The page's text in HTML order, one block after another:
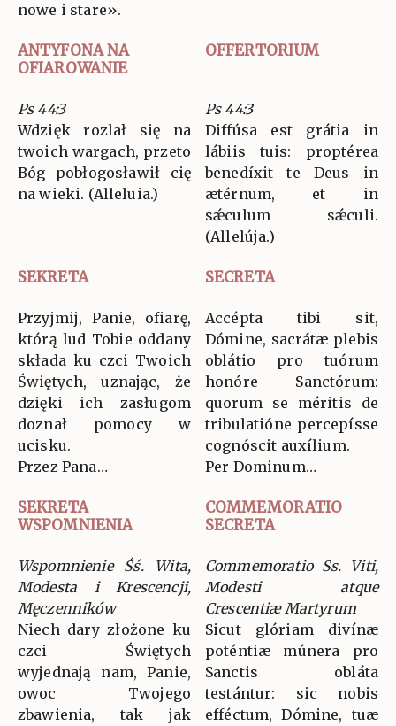
nowe i stare».
ANTYFONA NA
OFIAROWANIE
OFFERTORIUM
Ps 44:3
Wdzięk rozlał się na
twoich wargach, przeto
Bóg pobłogosławił cię
na wieki. (Alleluia.)
Ps 44:3
Diffúsa est grátia in
lábiis tuis: proptérea
benedíxit te Deus in
ætérnum, et in
sǽculum sǽculi.
(Allelúja.)
SEKRETA SECRETA
Przyjmij, Panie, ofiarę,
którą lud Tobie oddany
składa ku czci Twoich
Świętych, uznając, że
dzięki ich zasługom
doznał pomocy w
ucisku.
Przez Pana…
Accépta tibi sit,
Dómine, sacrátæ plebis
oblátio pro tuórum
honóre Sanctórum:
quorum se méritis de
tribulatióne percepísse
cognóscit auxílium.
Per Dominum…
SEKRETA
WSPOMNIENIA
COMMEMORATIO
SECRETA
Wspomnienie Śś. Wita,
Modesta i Krescencji,
Męczenników
Niech dary złożone ku
czci Świętych
wyjednają nam, Panie,
owoc Twojego
zbawienia, tak jak
Commemoratio Ss. Viti,
Modesti atque
Crescentiæ Martyrum
Sicut glóriam divínæ
poténtiæ múnera pro
Sanctis obláta
testántur: sic nobis
efféctum, Dómine, tuæ